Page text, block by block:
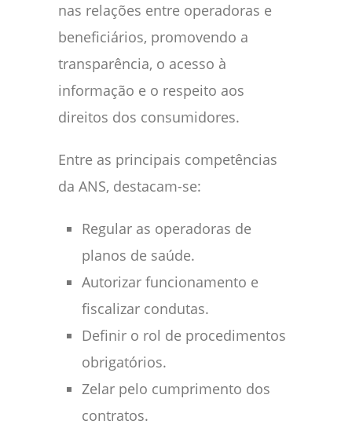
nas relações entre operadoras e
beneficiários, promovendo a
transparência, o acesso à
informação e o respeito aos
direitos dos consumidores.
Entre as principais competências
da ANS, destacam-se:
Regular as operadoras de
planos de saúde.
Autorizar funcionamento e
fiscalizar condutas.
Definir o rol de procedimentos
obrigatórios.
Zelar pelo cumprimento dos
contratos.